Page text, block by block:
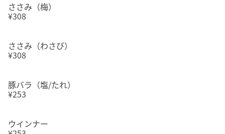
ささみ（梅）
¥308
ささみ（わさび）
¥308
豚バラ（塩/たれ）
¥253
ウインナー